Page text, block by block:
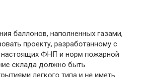
баллонов, наполненных газами,
проекту, разработанному с
настоящих ФНП и норм пожарной
склада должно быть
легкого типа и не иметь